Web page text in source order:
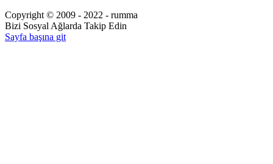
Copyright © 2009 - 2022 - rumma
Bizi Sosyal Ağlarda Takip Edin
Sayfa başına git